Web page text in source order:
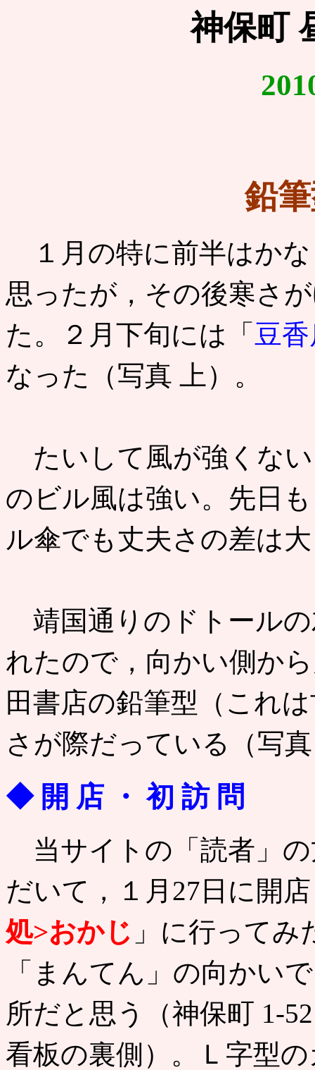
神保町
鉛
１月の特に前半はか
思ったが，その後寒さ
た。２月下旬には「 豆
なった（写真 上）。
たいして風が強くな
のビル風は強い。先日
ル傘でも丈夫さの差は
靖国通りのドトール
れたので，向かい側か
田書店の鉛筆型（これ
さが際だっている（写
◆ 開 店 ・ 初 訪 問
当サイトの「読者」
だいて，１月27日に開
処>おかじ 」に行って
「まんてん」の向かい
所だと思う（神保町 1-
看板の裏側）。Ｌ字型